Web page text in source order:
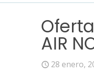
AIR
28 enero,